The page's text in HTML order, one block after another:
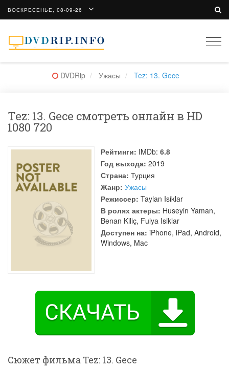
ВОСКРЕСЕНЬЕ, 08-09-26
DVDRip Ужасы Tez: 13. Gece
Tez: 13. Gece смотреть онлайн в HD
1080 720
Рейтинги: IMDb: 6.8
Год выхода: 2019
Страна: Турция
Жанр: Ужасы
Режиссер: Taylan Isiklar
В ролях актеры: Huseyin Yaman,
Benan Kiliç, Fulya Isiklar
Доступен на: iPhone, iPad, Android,
Windows, Mac
Сюжет фильма Tez: 13. Gece